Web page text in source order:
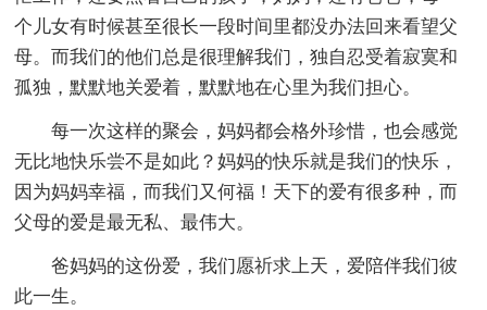
个儿女有时候甚至很长一段时间里都没办法回来看望父
母。而我们的他们总是很理解我们，独自忍受着寂寞和
孤独，默默地关爱着，默默地在心里为我们担心。
每一次这样的聚会，妈妈都会格外珍惜，也会感觉
无比地快乐尝不是如此？妈妈的快乐就是我们的快乐，
因为妈妈幸福，而我们又何福！天下的爱有很多种，而
父母的爱是最无私、最伟大。
爸妈妈的这份爱，我们愿祈求上天，爱陪伴我们彼
此一生。